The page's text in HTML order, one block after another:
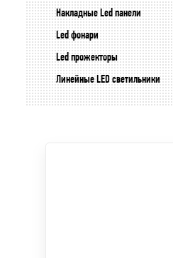
Накладные Led панели
Led фонари
Led прожекторы
Линейные LED светильники